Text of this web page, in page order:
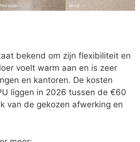
bekend om zijn flexibiliteit en
voelt warm aan en is zeer
en kantoren. De kosten
liggen in 2026 tussen de €60
van de gekozen afwerking en